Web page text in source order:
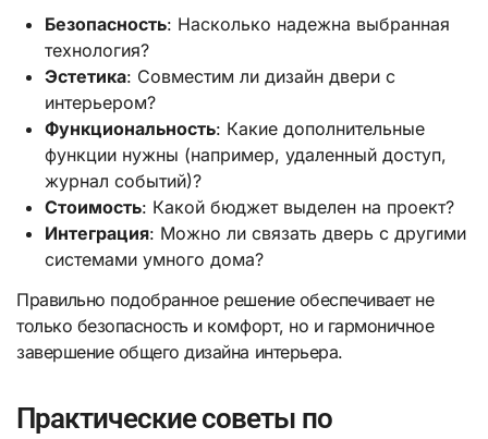
Безопасность: Насколько надежна выбранная
технология?
Эстетика: Совместим ли дизайн двери с
интерьером?
Функциональность: Какие дополнительные
функции нужны (например, удаленный доступ,
журнал событий)?
Стоимость: Какой бюджет выделен на проект?
Интеграция: Можно ли связать дверь с другими
системами умного дома?
Правильно подобранное решение обеспечивает не
только безопасность и комфорт, но и гармоничное
завершение общего дизайна интерьера.
Практические советы по